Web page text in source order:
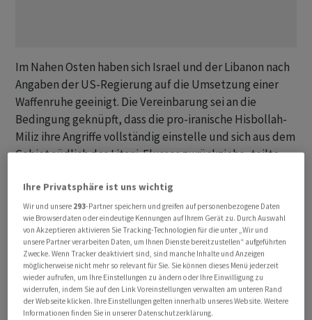
Im Nahen Osten haben sich Israel und der Libanon nach
Angaben ‌der US-Regierung ⁠auf die Umsetzung einer
Waffenruhe geeinigt. Die Vereinbarung sei an die
Bedingung geknüpft, dass die pro-iranische Hisbollah-
Miliz ihre Angriffe vollständig einstelle und ⁠sich aus dem
Gebiet südlich des Litani-Flusses zurückziehe, teilte
Verhandlungen in Washington mit. US-Präsident Donald
Trump stellte zudem rasche Fortschritte bei ‌den
Gesprächen über ein umfassenderes Abkommen mit
dem Iran in Aussicht. «Wenn es passiert, könnte es ‌am
Wochenende passieren», sagte Trump im Weissen Haus,
ohne weitere ​Details zu nennen. Die Einigung zwischen
Israel und dem Libanon nährt die Hoffnung auf ein Ende
des Krieges zwischen den USA, Israel und dem Iran.
Ihre Privatsphäre ist uns wichtig
Wir und unsere 293-Partner speichern und greifen auf personenbezogene Daten
wie Browserdaten oder eindeutige Kennungen auf Ihrem Gerät zu. Durch Auswahl
von Akzeptieren aktivieren Sie Tracking-Technologien für die unter „Wir und
unsere Partner verarbeiten Daten, um Ihnen Dienste bereitzustellen“ aufgeführten
Zwecke. Wenn Tracker deaktiviert sind, sind manche Inhalte und Anzeigen
möglicherweise nicht mehr so relevant für Sie. Sie können dieses Menü jederzeit
wieder aufrufen, um Ihre Einstellungen zu ändern oder Ihre Einwilligung zu
widerrufen, indem Sie auf den Link Voreinstellungen verwalten am unteren Rand
der Webseite klicken. Ihre Einstellungen gelten innerhalb unseres Website. Weitere
Informationen finden Sie in unserer Datenschutzerklärung.